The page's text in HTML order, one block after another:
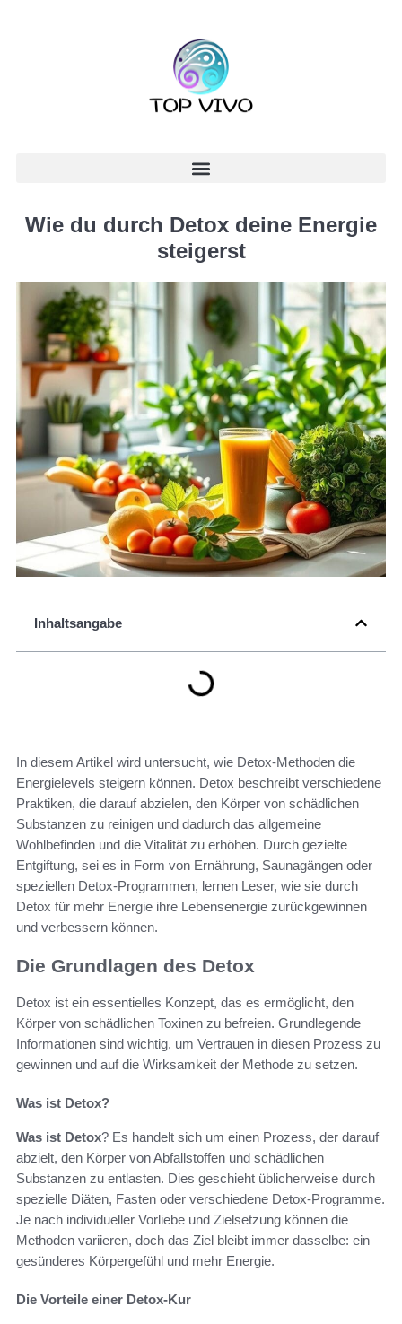
Wie du durch Detox deine Energie
steigerst
Inhaltsangabe
In diesem Artikel wird untersucht, wie Detox-Methoden die
Energielevels steigern können. Detox beschreibt verschiedene
Praktiken, die darauf abzielen, den Körper von schädlichen
Substanzen zu reinigen und dadurch das allgemeine
Wohlbefinden und die Vitalität zu erhöhen. Durch gezielte
Entgiftung, sei es in Form von Ernährung, Saunagängen oder
speziellen Detox-Programmen, lernen Leser, wie sie durch
Detox für mehr Energie ihre Lebensenergie zurückgewinnen
und verbessern können.
Die Grundlagen des Detox
Detox ist ein essentielles Konzept, das es ermöglicht, den
Körper von schädlichen Toxinen zu befreien. Grundlegende
Informationen sind wichtig, um Vertrauen in diesen Prozess zu
gewinnen und auf die Wirksamkeit der Methode zu setzen.
Was ist Detox?
Was ist Detox? Es handelt sich um einen Prozess, der darauf
abzielt, den Körper von Abfallstoffen und schädlichen
Substanzen zu entlasten. Dies geschieht üblicherweise durch
spezielle Diäten, Fasten oder verschiedene Detox-Programme.
Je nach individueller Vorliebe und Zielsetzung können die
Methoden variieren, doch das Ziel bleibt immer dasselbe: ein
gesünderes Körpergefühl und mehr Energie.
Die Vorteile einer Detox-Kur